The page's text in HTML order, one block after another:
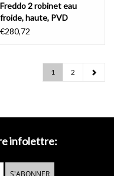
Freddo 2 robinet eau
froide, haute, PVD
€280,72
1 2
infolettre: